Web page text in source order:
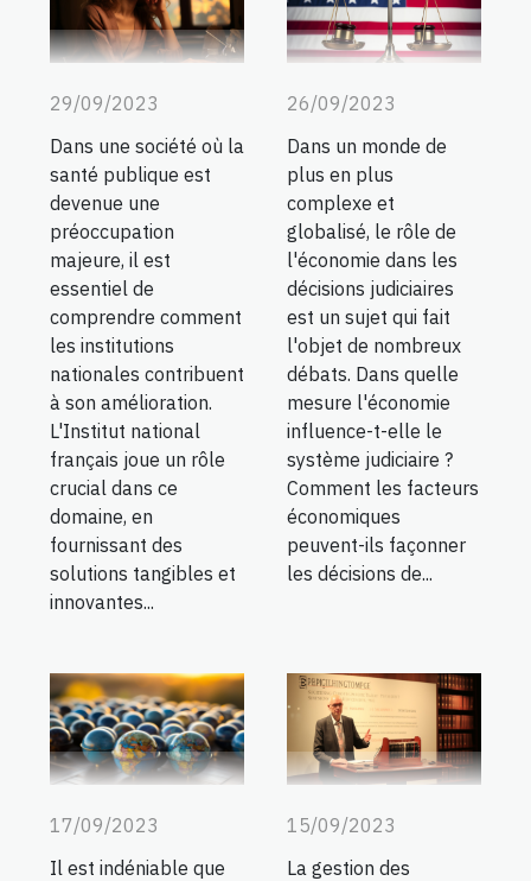
29/09/2023
Dans une société où la
santé publique est
devenue une
préoccupation
majeure, il est
essentiel de
comprendre comment
les institutions
nationales contribuent
à son amélioration.
L'Institut national
français joue un rôle
crucial dans ce
domaine, en
fournissant des
solutions tangibles et
innovantes...
26/09/2023
Dans un monde de
plus en plus
complexe et
globalisé, le rôle de
l'économie dans les
décisions judiciaires
est un sujet qui fait
l'objet de nombreux
débats. Dans quelle
mesure l'économie
influence-t-elle le
système judiciaire ?
Comment les facteurs
économiques
peuvent-ils façonner
les décisions de...
17/09/2023
Il est indéniable que
15/09/2023
La gestion des